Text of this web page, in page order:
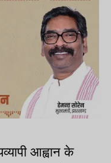
आह्वान के